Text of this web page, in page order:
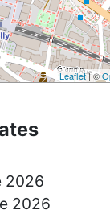
Leaflet| ©
2026
2026